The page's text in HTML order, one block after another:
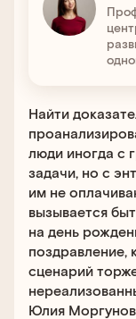
Найти
люди иногда с
задачи, но с
им не
вызывается
на день
поздравление,
сценарий
Юлия